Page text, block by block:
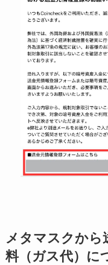
メタマスクから
料（ガス代）に